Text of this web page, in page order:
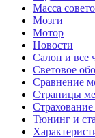
Масса
Мозги
Мотор
Новости
Салон и все
Световое
Сравнение
Страницы
Тюнинг и